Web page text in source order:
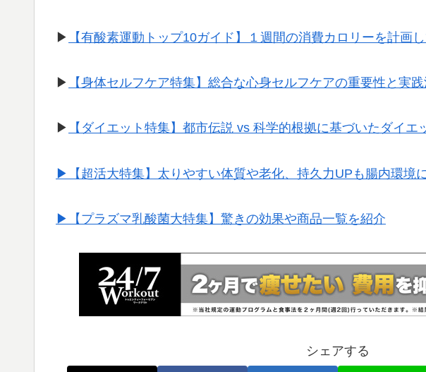
▶︎ 【有酸素運動トップ10ガイド】１週間の消費カロリーを計画
▶︎ 【身体セルフケア特集】総合な心身セルフケアの重要性と実
▶︎ 【ダイエット特集】都市伝説 vs 科学的根拠に基づいたダイエ
▶︎【超活大特集】太りやすい体質や老化、持久力UPも腸内環境
▶︎【プラズマ乳酸菌大特集】驚きの効果や商品一覧を紹介
シェアする